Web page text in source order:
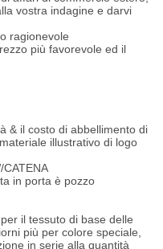
vostra indagine e darvi
ragionevole
più favorevole ed il
& il costo di abbellimento di
illustrativo di logo
in porta è pozzo
il tessuto di base delle
più per colore speciale,
in serie alla quantità